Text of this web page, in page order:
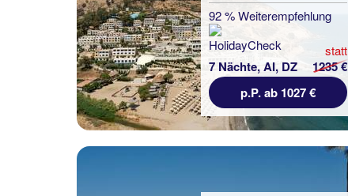
92 % Weiterempfehlung
7 Nächte, AI, DZ
statt
1235 €
p.P. ab 1027 €